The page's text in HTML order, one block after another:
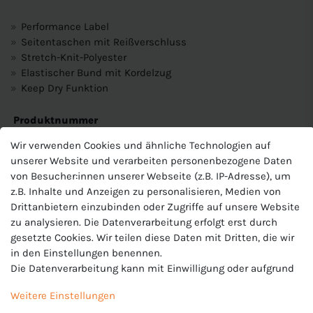
Performance Label
Seitentaschen mit Reißverschluss
Stretch-Knit-Polyester
Elastischer Bund mit Kordelzug
Keep Dry Funktion
Produktnummer
Hersteller
Jako
EU-Verantwortlicher
JAKO AG, Amtstrasse 82 , 74673 Mulfingen , Deutschland,
+49 7938 90630, info@jako.de
Wir verwenden Cookies und ähnliche Technologien auf
unserer Website und verarbeiten personenbezogene Daten
von Besucher:innen unserer Webseite (z.B. IP-Adresse), um
z.B. Inhalte und Anzeigen zu personalisieren, Medien von
Drittanbietern einzubinden oder Zugriffe auf unsere Website
zu analysieren. Die Datenverarbeitung erfolgt erst durch
gesetzte Cookies. Wir teilen diese Daten mit Dritten, die wir
in den Einstellungen benennen.
Die Datenverarbeitung kann mit Einwilligung oder aufgrund
kann erteilt oder abgelehnt werden. Es besteht das Recht,
Weitere Einstellungen